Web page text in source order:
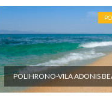
autobusom
fi) ili sopstvenim prevozom
broja noćenja u izabranom
agencije
POLIHRONO-VILA ADONIS